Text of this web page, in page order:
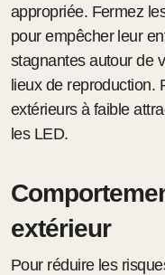
appropriée. Fermez
pour empêcher leur
stagnantes autour de
lieux de reproduction.
extérieurs à faible
les LED.
extérieur
Pour réduire les